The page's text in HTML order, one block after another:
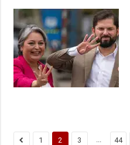
1 2 3 44